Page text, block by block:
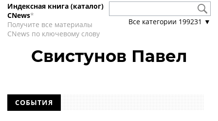
Индексная книга (каталог)
CNews*
Получите все материалы
CNews по ключевому слову
Все категории 199231 ▼
Свистунов Павел
СОБЫТИЯ